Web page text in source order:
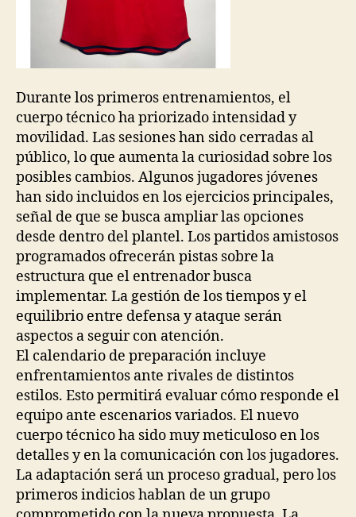
Durante los primeros entrenamientos, el
cuerpo técnico ha priorizado intensidad y
movilidad. Las sesiones han sido cerradas al
público, lo que aumenta la curiosidad sobre los
posibles cambios. Algunos jugadores jóvenes
han sido incluidos en los ejercicios principales,
señal de que se busca ampliar las opciones
desde dentro del plantel. Los partidos amistosos
programados ofrecerán pistas sobre la
estructura que el entrenador busca
implementar. La gestión de los tiempos y el
equilibrio entre defensa y ataque serán
aspectos a seguir con atención.
El calendario de preparación incluye
enfrentamientos ante rivales de distintos
estilos. Esto permitirá evaluar cómo responde el
equipo ante escenarios variados. El nuevo
cuerpo técnico ha sido muy meticuloso en los
detalles y en la comunicación con los jugadores.
La adaptación será un proceso gradual, pero los
primeros indicios hablan de un grupo